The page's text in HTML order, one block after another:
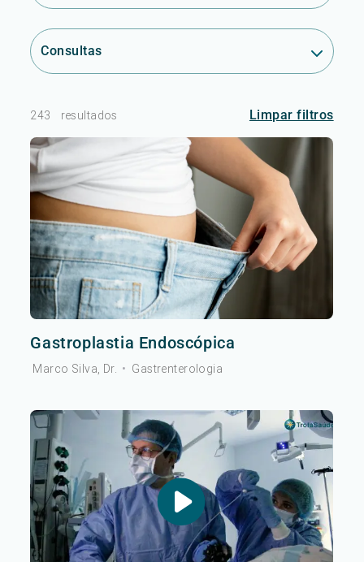
Consultas
243 resultados Limpar filtros
Gastroplastia Endoscópica
Marco Silva, Dr. • Gastrenterologia